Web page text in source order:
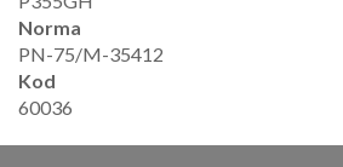
Norma
PN-75/M-35412
Kod
60036